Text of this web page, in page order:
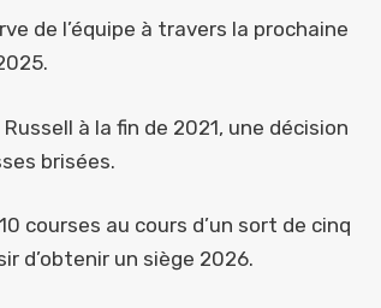
de l’équipe à travers la prochaine
à la fin de 2021, une décision
brisées.
courses au cours d’un sort de cinq
d’obtenir un siège 2026.